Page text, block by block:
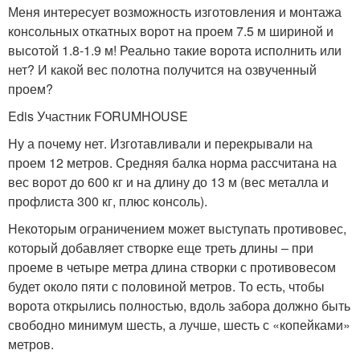
Меня интересует возможность изготовления и монтажа
консольных откатных ворот на проем 7.5 м шириной и
высотой 1.8-1.9 м! Реально такие ворота исполнить или
нет? И какой вес полотна получится на озвученный
проем?
Edis Участник FORUMHOUSE
Ну а почему нет. Изготавливали и перекрывали на
проем 12 метров. Средняя балка норма рассчитана на
вес ворот до 600 кг и на длину до 13 м (вес металла и
профлиста 300 кг, плюс консоль).
Некоторым ограничением может выступать противовес,
который добавляет створке еще треть длины – при
проеме в четыре метра длина створки с противовесом
будет около пяти с половиной метров. То есть, чтобы
ворота открылись полностью, вдоль забора должно быть
свободно минимум шесть, а лучше, шесть с «копейками»
метров.